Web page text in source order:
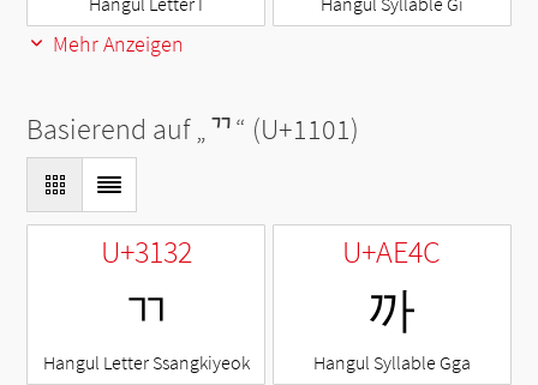
Mehr Anzeigen
Basierend auf „ᄁ“ (U+1101)
U+3132
ㄲ
Hangul Letter Ssangkiyeok
U+AE4C
까
Hangul Syllable Gga